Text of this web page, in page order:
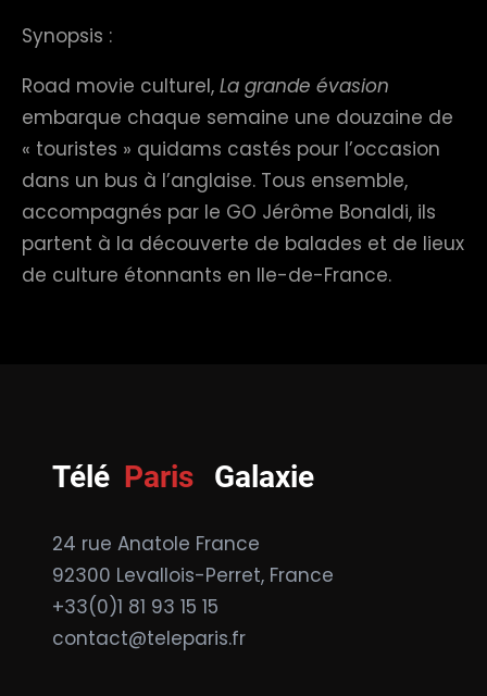
Synopsis :
Road movie culturel, La grande évasion
embarque chaque semaine une douzaine de
« touristes » quidams castés pour l’occasion
dans un bus à l’anglaise. Tous ensemble,
accompagnés par le GO Jérôme Bonaldi, ils
partent à la découverte de balades et de lieux
de culture étonnants en Ile-de-France.
Télé Paris Galaxie
24 rue Anatole France
92300 Levallois-Perret, France
+33(0)1 81 93 15 15
contact@teleparis.fr